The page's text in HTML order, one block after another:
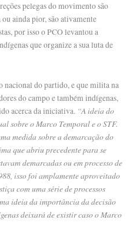
pelegas do movimento são
ainda pior, são ativamente
por isso o PCO levantou a
que organize a sua luta de
nacional do partido, e que milita na
do campo e também indígenas,
acerca da iniciativa. “A ideia do
sobre o Marco Temporal e o STF.
medida sobre a demarcação do
que abriu precedente para se
demarcadas ou em processo de
isso foi amplamente aproveitado
com uma série de processos
ideia da importância da decisão
deixará de existir caso o Marco